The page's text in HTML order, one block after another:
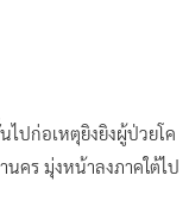
ปก่อเหตุยิงยิงผู้ป่วยโค
คร มุ่งหน้าลงภาคใต้ไป